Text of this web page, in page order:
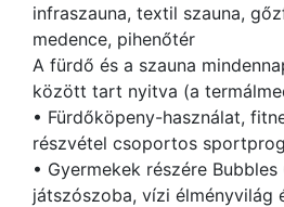
infraszauna, textil szauna,
medence, pihenőtér
A fürdő és a szauna
között tart nyitva (a
• Fürdőköpeny-használat,
részvétel csoportos
• Gyermekek részére
játszószoba, vízi élményvilág